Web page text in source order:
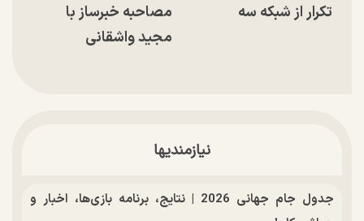
تکرار از شبکه سه
مصاحبه خبرساز با
مجید واشقانی
نیازمندیها
جدول جام جهانی 2026 | نتایج، برنامه بازی‌ها، اخبار و